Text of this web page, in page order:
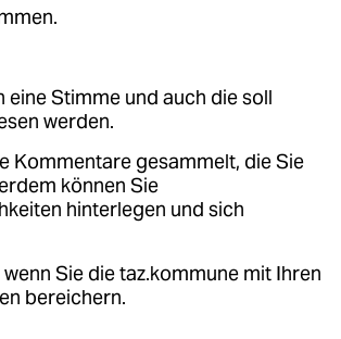
eine Stimme und auch die soll
werden.
Kommentare gesammelt, die Sie
können Sie
hinterlegen und sich
Sie die taz.kommune mit Ihren
bereichern.